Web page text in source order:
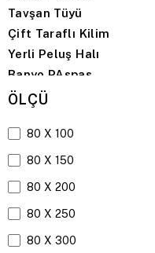
Tavşan Tüyü
Çift Taraflı Kilim
Yerli Peluş Halı
Banyo PAspas
Makine Halısı
Shaggy Halı
Dokuma Halı
Dokuma Halı
Sisal Halı
Tavşan Peluş Serisi
ÖLÇÜ
80 X 100
80 X 150
80 X 200
80 X 250
80 X 300